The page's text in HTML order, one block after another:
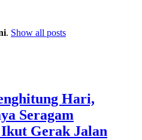
. Show all posts
Hari,
Seragam
Gerak Jalan